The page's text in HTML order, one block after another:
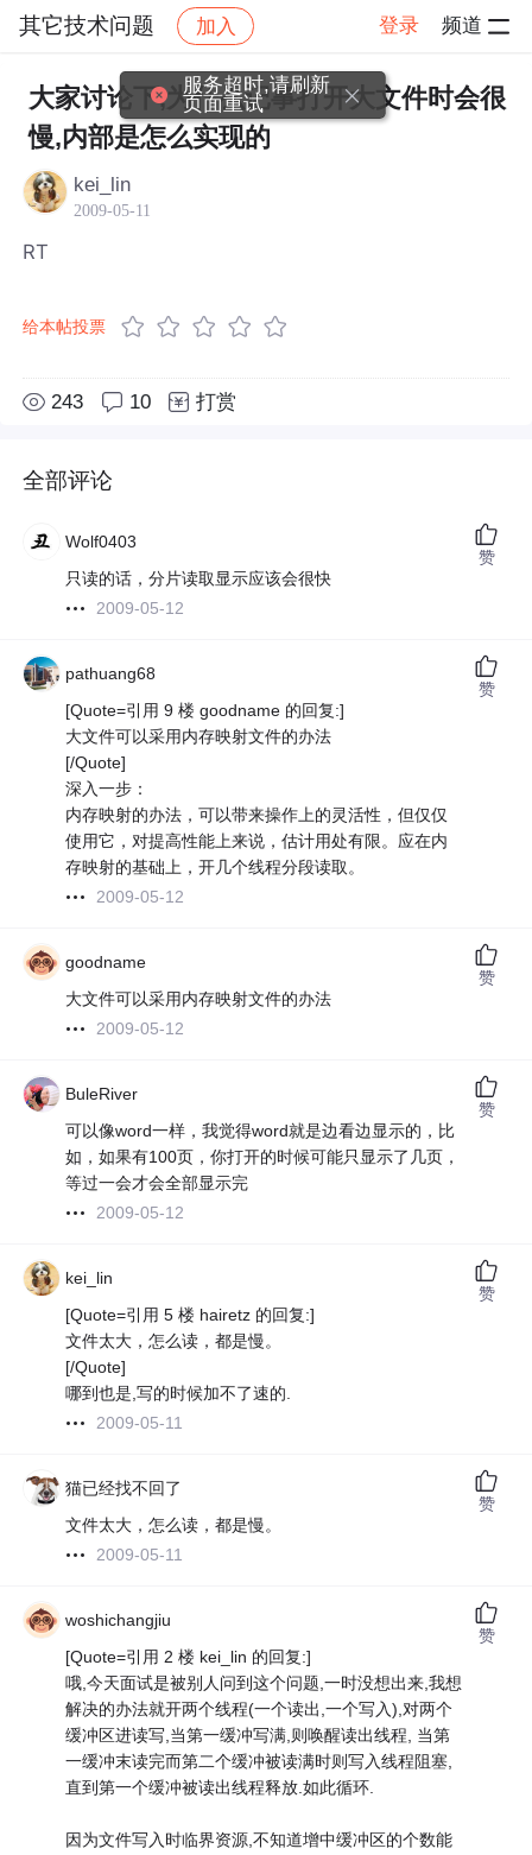
其它技术问题 加入 登录 频道
社区 其它技术问题 帖子详情
大家讨论下,为什么记事打开大文件时会很
慢,内部是怎么实现的
kei_lin
2009-05-11
RT
给本帖投票
243 10 打赏
全部评论
Wolf0403
只读的话，分片读取显示应该会很快
2009-05-12
赞
pathuang68
[Quote=引用 9 楼 goodname 的回复:]
大文件可以采用内存映射文件的办法
[/Quote]
深入一步：
内存映射的办法，可以带来操作上的灵活性，但仅仅
使用它，对提高性能上来说，估计用处有限。应在内
存映射的基础上，开几个线程分段读取。
2009-05-12
赞
goodname
大文件可以采用内存映射文件的办法
2009-05-12
赞
BuleRiver
可以像word一样，我觉得word就是边看边显示的，比
如，如果有100页，你打开的时候可能只显示了几页，
等过一会才会全部显示完
2009-05-12
赞
kei_lin
[Quote=引用 5 楼 hairetz 的回复:]
文件太大，怎么读，都是慢。
[/Quote]
哪到也是,写的时候加不了速的.
2009-05-11
赞
猫已经找不回了
文件太大，怎么读，都是慢。
2009-05-11
赞
woshichangjiu
[Quote=引用 2 楼 kei_lin 的回复:]
哦,今天面试是被别人问到这个问题,一时没想出来,我想
解决的办法就开两个线程(一个读出,一个写入),对两个
缓冲区进读写,当第一缓冲写满,则唤醒读出线程, 当第
一缓冲末读完而第二个缓冲被读满时则写入线程阻塞,
直到第一个缓冲被读出线程释放.如此循环.
因为文件写入时临界资源,不知道增中缓冲区的个数能
赞
服务超时,请刷新
页面重试